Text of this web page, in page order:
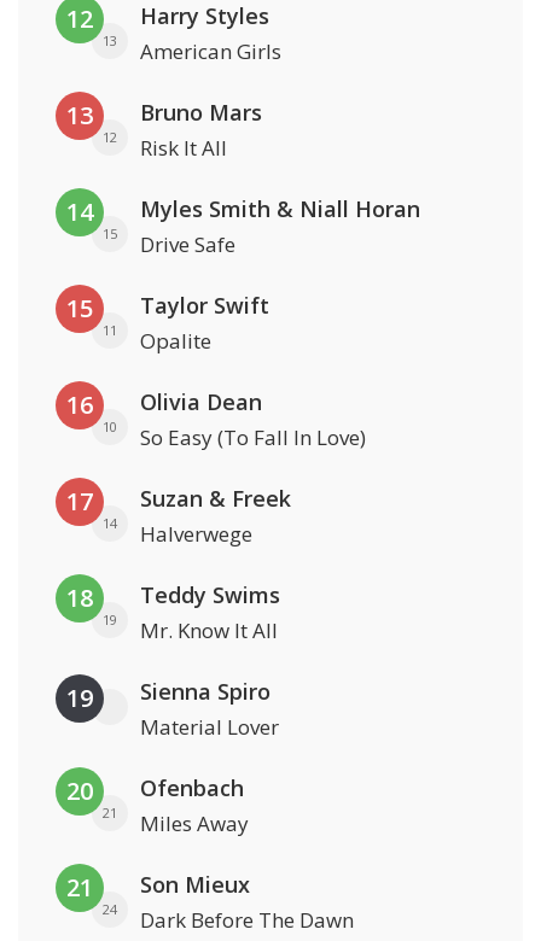
12
13
Harry Styles
American Girls
13
12
Bruno Mars
Risk It All
14
15
Myles Smith & Niall Horan
Drive Safe
15
11
Taylor Swift
Opalite
16
10
Olivia Dean
So Easy (To Fall In Love)
17
14
Suzan & Freek
Halverwege
18
19
Teddy Swims
Mr. Know It All
19 Sienna Spiro
Material Lover
20
21
Ofenbach
Miles Away
21
24
Son Mieux
Dark Before The Dawn